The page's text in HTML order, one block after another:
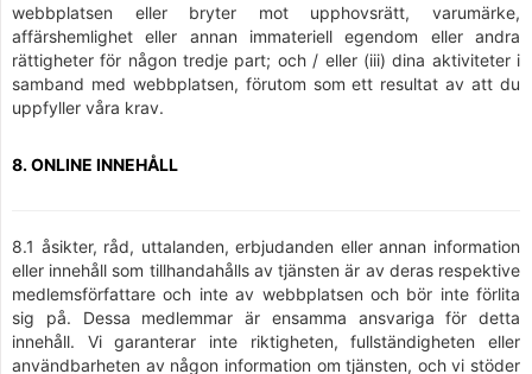
webbplatsen eller bryter mot upphovsrätt, varumärke,
affärshemlighet eller annan immateriell egendom eller andra
rättigheter för någon tredje part; och / eller (iii) dina aktiviteter i
samband med webbplatsen, förutom som ett resultat av att du
uppfyller våra krav.
8. ONLINE INNEHÅLL
8.1 åsikter, råd, uttalanden, erbjudanden eller annan information
eller innehåll som tillhandahålls av tjänsten är av deras respektive
medlemsförfattare och inte av webbplatsen och bör inte förlita
sig på. Dessa medlemmar är ensamma ansvariga för detta
innehåll. Vi garanterar inte riktigheten, fullständigheten eller
användbarheten av någon information om tjänsten, och vi stöder